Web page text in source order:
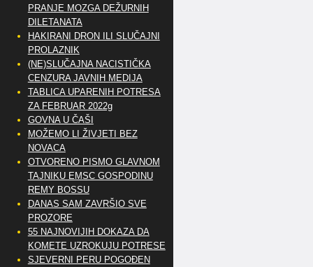
PRANJE MOZGA DEŽURNIH
DILETANATA
HAKIRANI DRON ILI SLUČAJNI
PROLAZNIK
(NE)SLUČAJNA NACISTIČKA
CENZURA JAVNIH MEDIJA
TABLICA UPARENIH POTRESA
ZA FEBRUAR 2022g
GOVNA U ČAŠI
MOŽEMO LI ŽIVJETI BEZ
NOVACA
OTVORENO PISMO GLAVNOM
TAJNIKU EMSC GOSPODINU
REMY BOSSU
DANAS SAM ZAVRŠIO SVE
PROZORE
55 NAJNOVIJIH DOKAZA DA
KOMETE UZROKUJU POTRESE
SJEVERNI PERU POGOĐEN